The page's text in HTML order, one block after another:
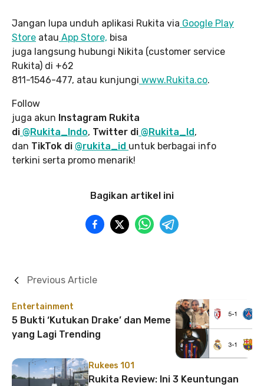
Jangan lupa unduh aplikasi Rukita via Google Play
Store atau App Store, bisa
juga langsung hubungi Nikita (customer service
Rukita) di +62
811-1546-477, atau kunjungi www.Rukita.co.
Follow
juga akun Instagram Rukita
di @Rukita_Indo, Twitter di @Rukita_Id ,
dan TikTok di @rukita_id untuk berbagai info
terkini serta promo menarik!
Bagikan artikel ini
Entertainment
5 Bukti ‘Kutukan Drake’ dan Meme
yang Lagi Trending
Previous Article
Rukees 101
Rukita Review: Ini 3 Keuntungan